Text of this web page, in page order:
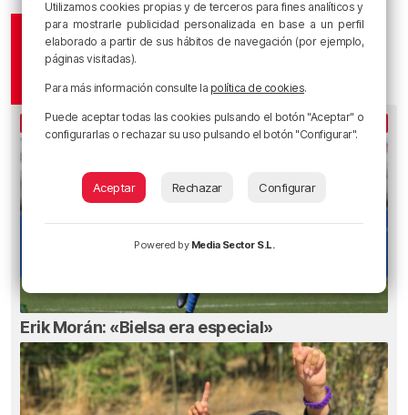
LO MÁS ESCUCHADO
Erik Morán: «Bielsa era especial»
Utilizamos cookies propias y de terceros para fines analíticos y
para mostrarle publicidad personalizada en base a un perfil
elaborado a partir de sus hábitos de navegación (por ejemplo,
páginas visitadas).
Para más información consulte la política de cookies.
Puede aceptar todas las cookies pulsando el botón "Aceptar" o
configurarlas o rechazar su uso pulsando el botón "Configurar".
Aceptar Rechazar Configurar
Powered by Media Sector S.L.